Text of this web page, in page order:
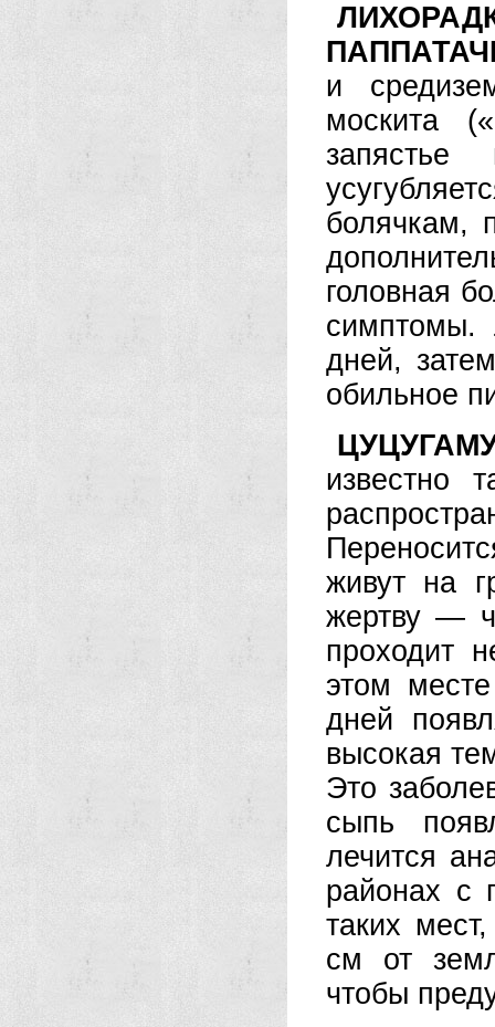
и
москита
болячкам,
головная
симптомы.
дней,
обильное
известно
живут на
жертву —
проходит
этом
дней
высокая
Это
сыпь
лечится
районах с
таких
см от
чтобы